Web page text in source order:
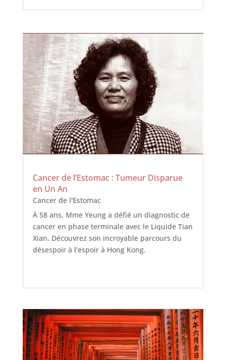
Cancer de l’Estomac : Tumeur Disparue
en Un An
Cancer de l'Estomac
À 58 ans, Mme Yeung a défié un diagnostic de
cancer en phase terminale avec le Liquide Tian
Xian. Découvrez son incroyable parcours du
désespoir à l’espoir à Hong Kong.